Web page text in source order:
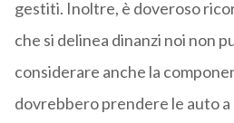
gestiti. Inoltre, è doveroso
che si delinea dinanzi noi non
considerare anche la
dovrebbero prendere le auto a